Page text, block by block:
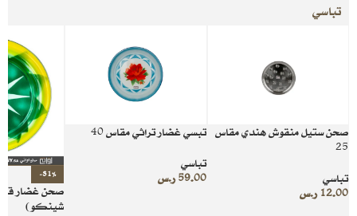
تباسي
صحن ستيل منقوش هندي مقاس
25
تباسي
12.00 ر.س
تبسي غضار تراثي مقاس 40
تباسي
59.00 ر.س -31%
صحن غضار
شينكو)